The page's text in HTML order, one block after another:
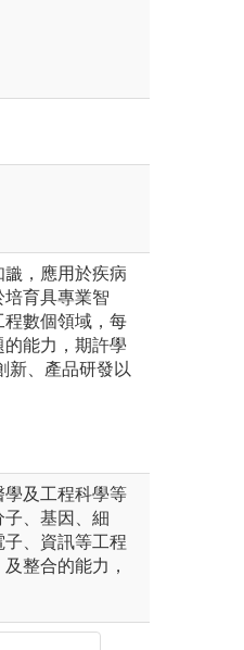
，應用於疾病
育具專業智
數個領域，每
能力，期許學
新、產品研發以
及工程科學等
、基因、細
、資訊等工程
整合的能力，